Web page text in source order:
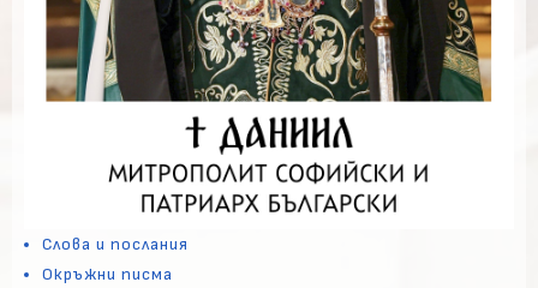
Слова и послания
Окръжни писма